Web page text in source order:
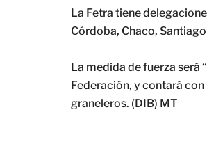
La Fetra tiene
Córdoba, Chaco,
La medida de fuerza será
Federación, y contará
graneleros. (DIB) MT